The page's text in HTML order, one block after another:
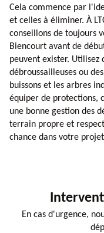
Cela commence par
et celles à éliminer. À
conseillons de toujours
Biencourt avant de
peuvent exister. Utilisez
débroussailleuses ou
buissons et les arbres
équiper de protections,
une bonne gestion des
terrain propre et
chance dans votre
En cas d'urgence,